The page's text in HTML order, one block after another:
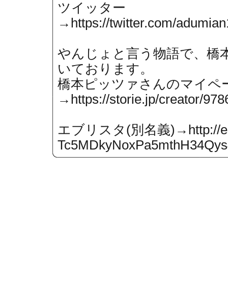
ツイッター
→ https://twitter.com/
やんじょと言う物語で、橋
いております。
橋本ピッツァさんのマイペ
→ https://storie.jp/creator/
エブリスタ(別名義)→ http://